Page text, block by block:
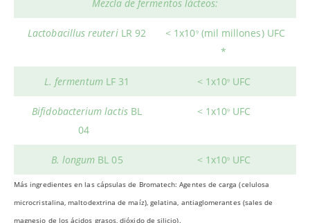
Mezcla de fermentos lácteos:
Lactobacillus reuteriLR 92 < 1x109(mil millones) UFC
*
L. fermentumLF 31 < 1x109 UFC
Bifidobacterium lactisBL
04
< 1x109 UFC
B. longum BL 05 < 1x109 UFC
Más ingredientes en las cápsulas de Bromatech: Agentes de carga (celulosa
microcristalina, maltodextrina de maíz), gelatina, antiaglomerantes (sales de
magnesio de los ácidos grasos, dióxido de silicio).